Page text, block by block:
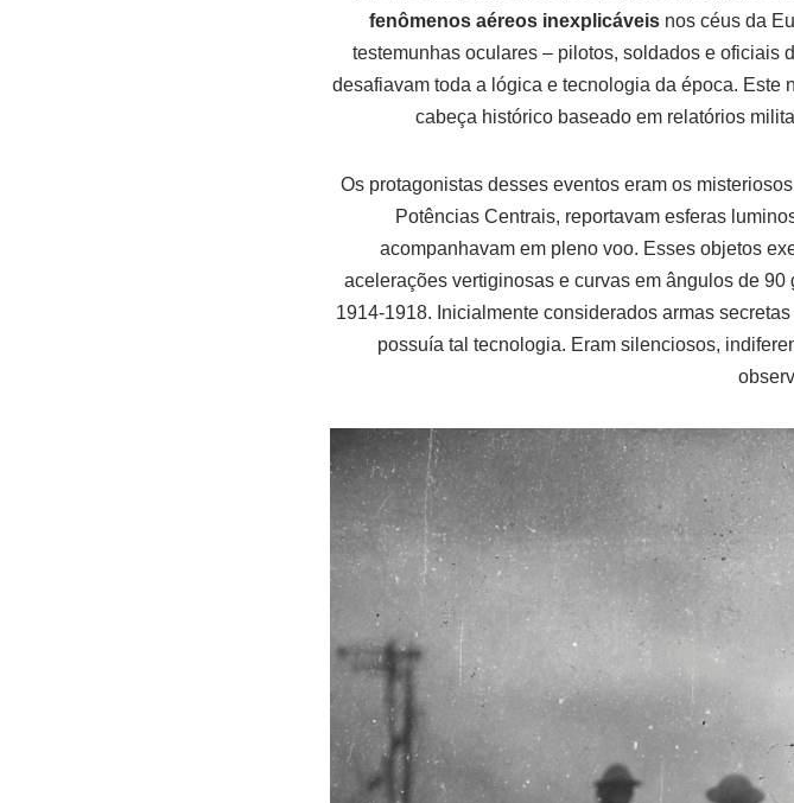
fenômenos aéreos inexplicáveis nos céus da
testemunhas oculares – pilotos, soldados e oficiais
desafiavam toda a lógica e tecnologia da época.
cabeça histórico baseado em relatórios
Os protagonistas desses eventos eram os misteriosos
Potências Centrais, reportavam esferas
acompanhavam em pleno voo. Esses objetos
acelerações vertiginosas e curvas em ângulos de
1914-1918. Inicialmente considerados armas
possuía tal tecnologia. Eram silenciosos,